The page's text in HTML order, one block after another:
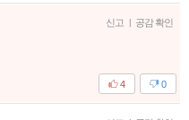
신고 | 공감 확인
0
4